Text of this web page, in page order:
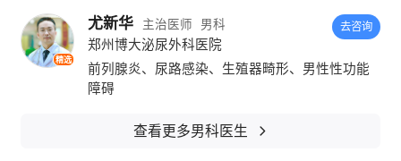
经验出现了问题。
3、正常男性的精液颜色是灰色或者乳白
色，男性如果发现自己的精液是其他的颜色，
那么就不太正常。此时男性也需要做一下精液
疗。
精选
尤新华 主治医师 男科
郑州博大泌尿外科医院
去咨询
前列腺炎、尿路感染、生殖器畸形、男性性功能
障碍
查看更多男科医生